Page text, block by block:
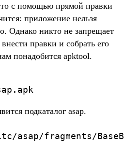
с помощью прямой правки
приложение нельзя
Однако никто не запрещает
правки и собрать его
понадобится apktool.
подкаталог asap.
asap/fragments/